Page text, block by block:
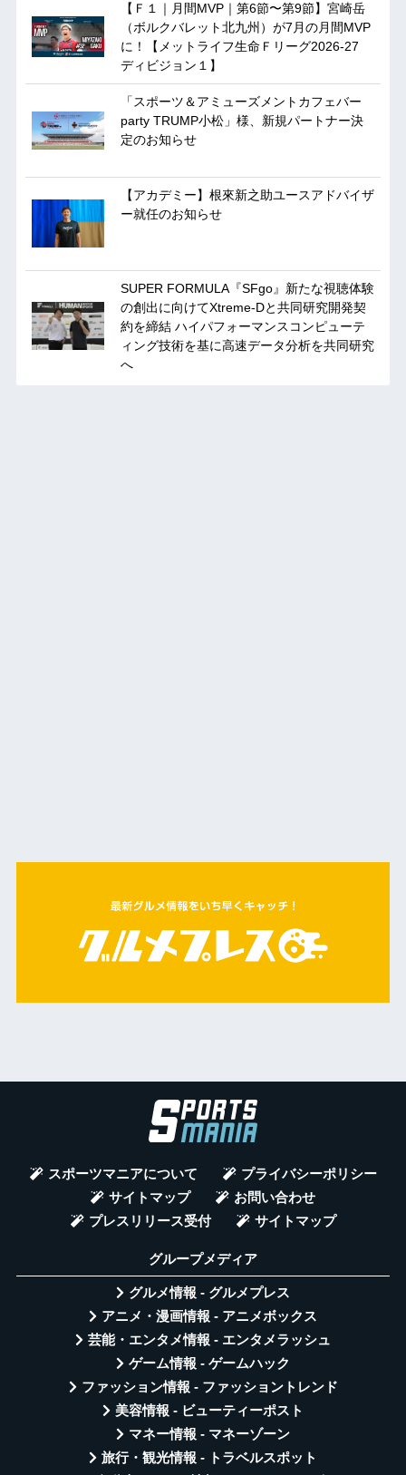
【Ｆ１｜月間MVP｜第6節〜第9節】宮崎岳
（ボルクバレット北九州）が7月の月間MVP
に！【メットライフ生命Ｆリーグ2026-27
ディビジョン１】
「スポーツ＆アミューズメントカフェバー
party TRUMP小松」様、新規パートナー決
定のお知らせ
【アカデミー】根來新之助ユースアドバイザ
ー就任のお知らせ
SUPER FORMULA『SFgo』新たな視聴体験
の創出に向けてXtreme-Dと共同研究開発契
約を締結 ハイパフォーマンスコンピューテ
ィング技術を基に⾼速データ分析を共同研究
へ
スポーツマニアについて
プライバシーポリシー
サイトマップ
お問い合わせ
プレスリリース受付
サイトマップ
グループメディア
グルメ情報 - グルメプレス
アニメ・漫画情報 - アニメボックス
芸能・エンタメ情報 - エンタメラッシュ
ゲーム情報 - ゲームハック
ファッション情報 - ファッショントレンド
美容情報 - ビューティーポスト
マネー情報 - マネーゾーン
旅行・観光情報 - トラベルスポット